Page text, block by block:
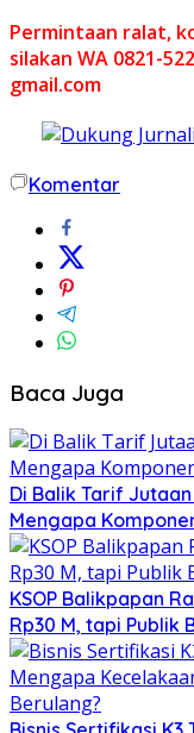
Permintaan ralat,
silakan WA 0821-
gmail.com
Komentar
Baca Juga
Di Balik Tarif
Mengapa
KSOP Balikpapan
Rp30 M, tapi Publik